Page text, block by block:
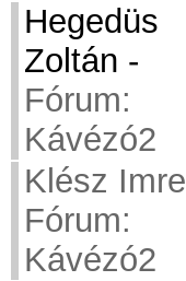
Hegedüs
Zoltán -
Fórum:
Kávézó2
Klész Imre
Fórum:
Kávézó2